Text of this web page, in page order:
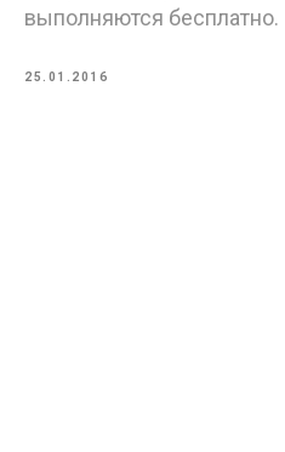
выполняются бесплатно.
25.01.2016